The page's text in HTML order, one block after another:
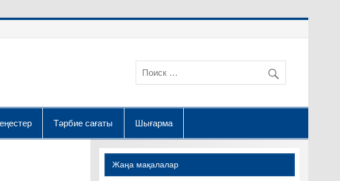
Тәрбие сағаты Шығарма
Жаңа мақалалар